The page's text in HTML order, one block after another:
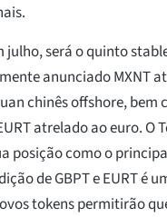
julho, será o quinto
anunciado MXNT
chinês offshore, bem
atrelado ao euro. O
posição como o
de GBPT e EURT é
tokens permitirão